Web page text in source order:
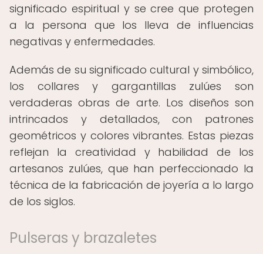
significado espiritual y se cree que protegen
a la persona que los lleva de influencias
negativas y enfermedades.
Además de su significado cultural y simbólico,
los collares y gargantillas zulúes son
verdaderas obras de arte. Los diseños son
intrincados y detallados, con patrones
geométricos y colores vibrantes. Estas piezas
reflejan la creatividad y habilidad de los
artesanos zulúes, que han perfeccionado la
técnica de la fabricación de joyería a lo largo
de los siglos.
Pulseras y brazaletes